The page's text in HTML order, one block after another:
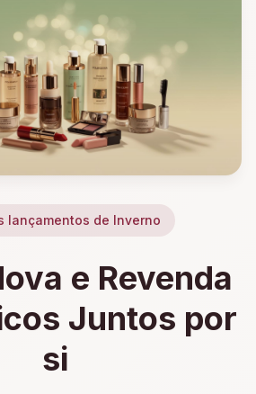
lançamentos de Inverno
e Revenda
Juntos por
si